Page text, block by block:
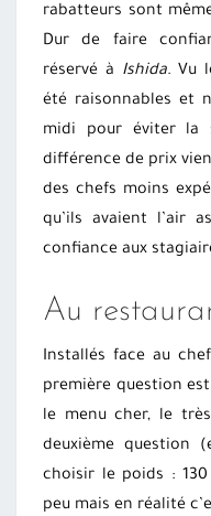
rabatteurs sont
Dur de faire
réservé à Ishida. Vu
été raisonnables et
midi pour éviter la
différence de prix
des chefs moins
qu’ils avaient l’air
confiance aux
Au
Installés face au
première question
le menu cher, le
deuxième question
choisir le poids :
peu mais en réalité